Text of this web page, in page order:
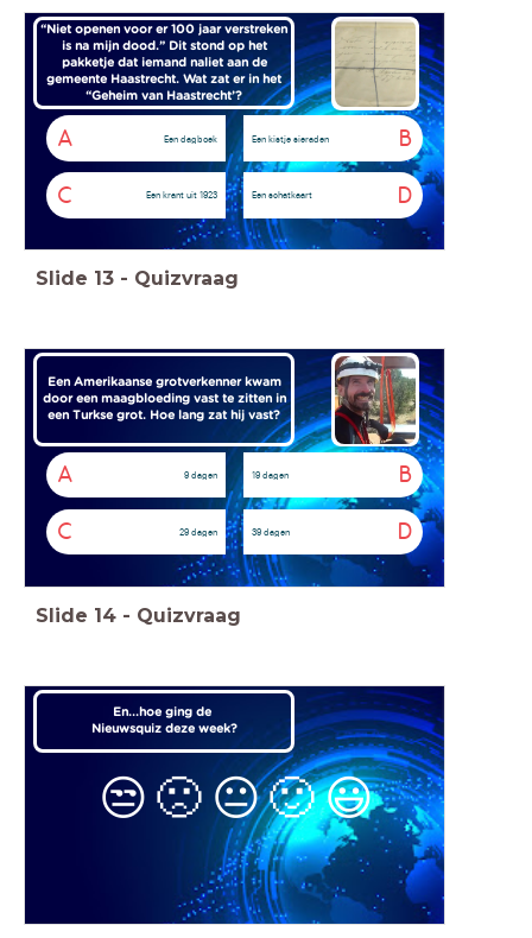
“Niet openen voor er 100 jaar verstreken
is na mijn dood.” Dit stond op het
pakketje dat iemand naliet aan de
gemeente Haastrecht. Wat zat er in het
“Geheim van Haastrecht’?
A Een dagboek B
Een kistje sieraden
C Een krant uit 1923 D
Een schatkaart
Slide 13 - Quizvraag
Een Amerikaanse grotverkenner kwam
door een maagbloeding vast te zitten in
een Turkse grot. Hoe lang zat hij vast?
A 9 dagen B
19 dagen
C 29 dagen D
39 dagen
Slide 14 - Quizvraag
En...hoe ging de
Nieuwsquiz deze week?
😒 🙁 😐🙂😃